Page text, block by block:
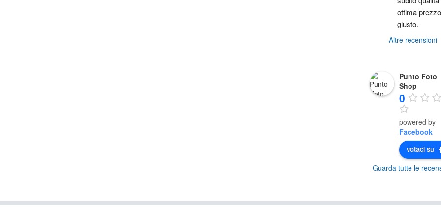
ottima prezzo
giusto.
Altre recensioni
Punto Foto
Shop
0
powered by
Facebook
votaci su
Guarda tutte le